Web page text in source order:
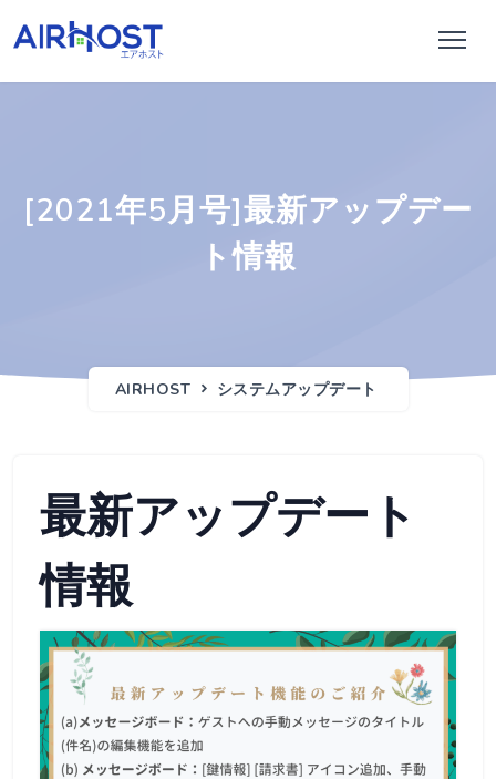
[2021年5月号]最新アップデー
ト情報
AIRHOST システムアップデート
最新アップデート
情報